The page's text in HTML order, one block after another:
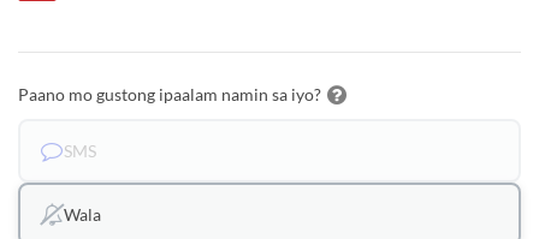
Paano mo gustong ipaalam namin sa iyo?
SMS
Wala